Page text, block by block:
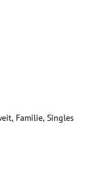
Familie, Singles